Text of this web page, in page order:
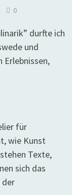
0
durfte ich
und
Erlebnissen,
für
wie Kunst
Texte,
sich das
der